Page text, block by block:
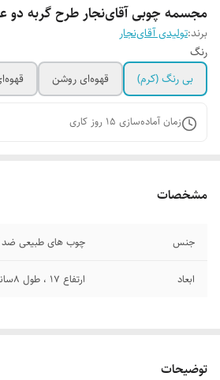
مجسمه چوبی آقای‌نجار طرح گربه دو
برند:تولیدی آقای‌نجار
رنگ
بی رنگ (کرم)
قهوه‌ای روشن
زمان آماده‌سازی 15 روز کاری
مشخصات
جنس چوب های طبیعی ضد
ابعاد ارتفاع ۱۷ ، طول ۸سانتی متر
توضیحات